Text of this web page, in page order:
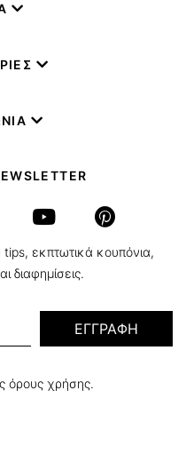
εκπτωτικά κουπόνια,
διαφημίσεις.
ΕΓΓΡΑΦΗ
όρους χρήσης.